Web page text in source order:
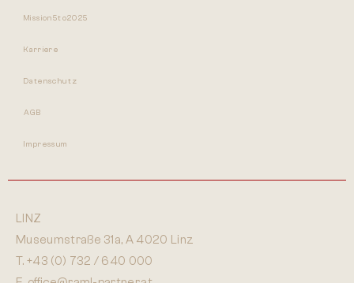
Mission5to2025
Karriere
Datenschutz
AGB
Impressum
LINZ
Museumstraße 31a, A 4020 Linz
T. +43 (0) 732 / 640 000